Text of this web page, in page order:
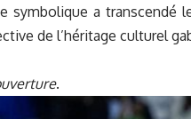
symbolique a transcendé
de l’héritage culturel
.